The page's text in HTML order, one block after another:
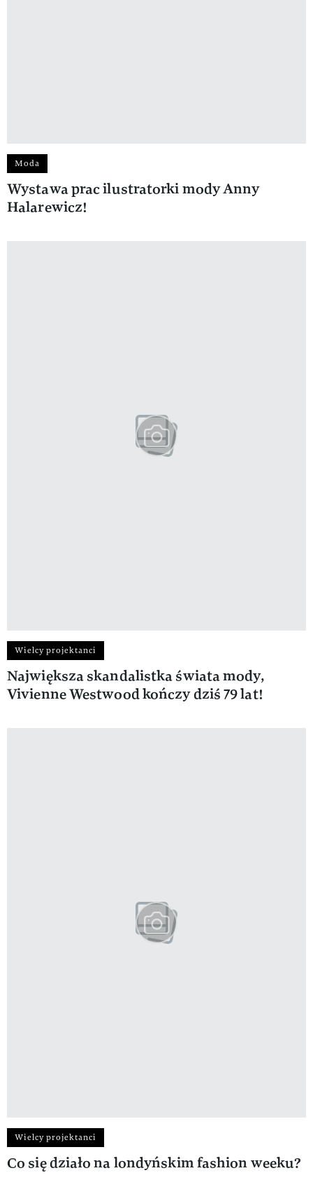
Moda
Wystawa prac ilustratorki mody Anny
Halarewicz!
Wielcy projektanci
Największa skandalistka świata mody,
Vivienne Westwood kończy dziś 79 lat!
Wielcy projektanci
Co się działo na londyńskim fashion weeku?